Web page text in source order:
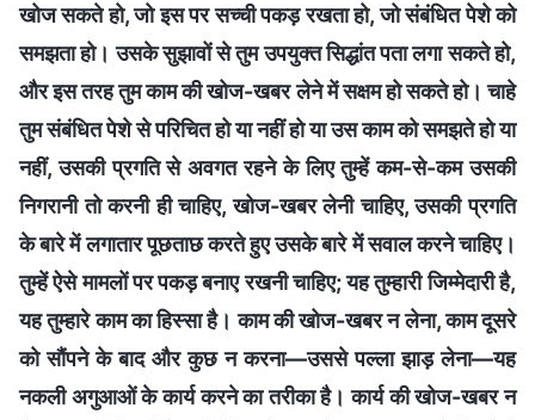
खोज सकते हो, जो इस पर सच्ची पकड़ रखता हो, जो संबंधित पेशे को
समझता हो। उसके सुझावों से तुम उपयुक्त सिद्धांत पता लगा सकते हो,
और इस तरह तुम काम की खोज-खबर लेने में सक्षम हो सकते हो। चाहे
तुम संबंधित पेशे से परिचित हो या नहीं हो या उस काम को समझते हो या
नहीं, उसकी प्रगति से अवगत रहने के लिए तुम्हें कम-से-कम उसकी
निगरानी तो करनी ही चाहिए, खोज-खबर लेनी चाहिए, उसकी प्रगति
के बारे में लगातार पूछताछ करते हुए उसके बारे में सवाल करने चाहिए।
तुम्हें ऐसे मामलों पर पकड़ बनाए रखनी चाहिए; यह तुम्हारी जिम्मेदारी है,
यह तुम्हारे काम का हिस्सा है। काम की खोज-खबर न लेना, काम दूसरे
को सौंपने के बाद और कुछ न करना—उससे पल्ला झाड़ लेना—यह
नकली अगुआओं के कार्य करने का तरीका है। कार्य की खोज-खबर न